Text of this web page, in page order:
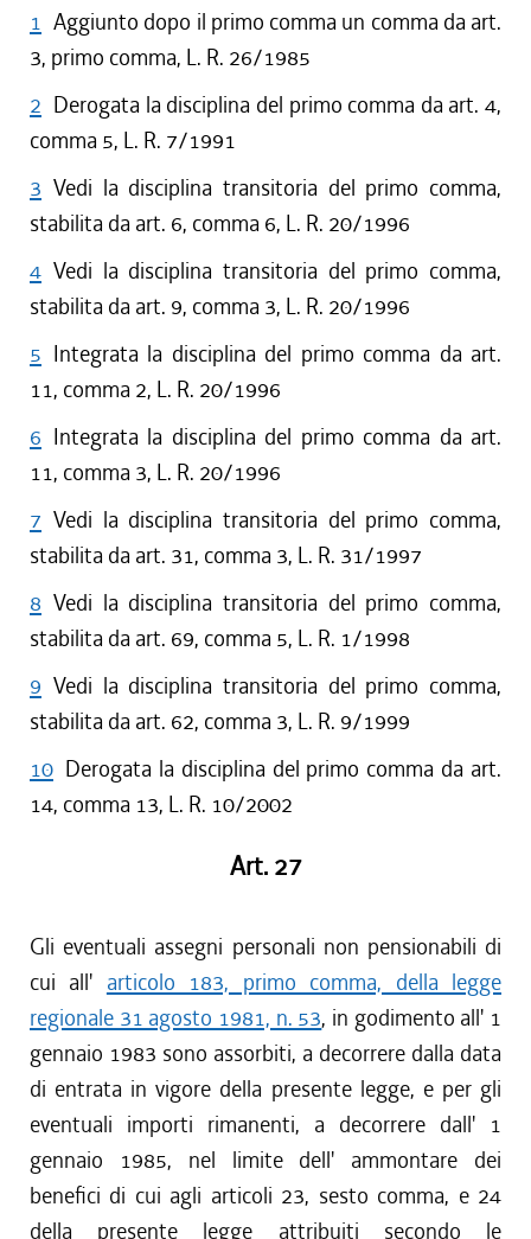
1 Aggiunto dopo il primo comma un comma da art.
3, primo comma, L. R. 26/1985
2 Derogata la disciplina del primo comma da art. 4,
comma 5, L. R. 7/1991
3 Vedi la disciplina transitoria del primo comma,
stabilita da art. 6, comma 6, L. R. 20/1996
4 Vedi la disciplina transitoria del primo comma,
stabilita da art. 9, comma 3, L. R. 20/1996
5 Integrata la disciplina del primo comma da art.
11, comma 2, L. R. 20/1996
6 Integrata la disciplina del primo comma da art.
11, comma 3, L. R. 20/1996
7 Vedi la disciplina transitoria del primo comma,
stabilita da art. 31, comma 3, L. R. 31/1997
8 Vedi la disciplina transitoria del primo comma,
stabilita da art. 69, comma 5, L. R. 1/1998
9 Vedi la disciplina transitoria del primo comma,
stabilita da art. 62, comma 3, L. R. 9/1999
10 Derogata la disciplina del primo comma da art.
14, comma 13, L. R. 10/2002
Art. 27
Gli eventuali assegni personali non pensionabili di
cui all' articolo 183, primo comma, della legge
regionale 31 agosto 1981, n. 53, in godimento all' 1
gennaio 1983 sono assorbiti, a decorrere dalla data
di entrata in vigore della presente legge, e per gli
eventuali importi rimanenti, a decorrere dall' 1
gennaio 1985, nel limite dell' ammontare dei
benefici di cui agli articoli 23, sesto comma, e 24
della presente legge attribuiti secondo le